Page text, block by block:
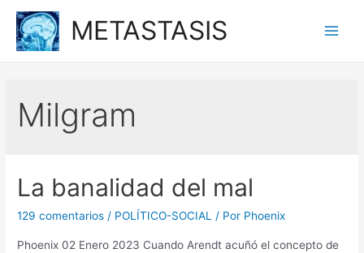
contenido
METASTASIS
Milgram
La banalidad del mal
129 comentarios / POLÍTICO-SOCIAL / Por Phoenix
Phoenix 02 Enero 2023 Cuando Arendt acuñó el concepto de